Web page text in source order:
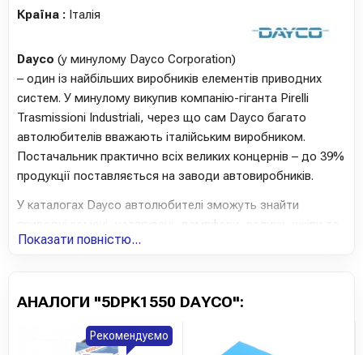
Країна : Італія
Dayco (у минулому Dayco Corporation)
– один із найбільших виробників елементів приводних
систем. У минулому викупив компанію-гіганта Pirelli
Trasmissioni Industriali, через що сам Dayco багато
автолюбителів вважають італійським виробником.
Постачальник практично всіх великих концернів – до 39%
продукції поставляється на заводи автовиробників.
У каталогах Dayco автолюбителі зможуть знайти
приводні ремені, натягувачі, демпфери, ролики, шківи та
готові ремкомплекти ГРМ, а також шланги та водяні
Dayco є 2-м за величиною виробником оригінальних
заводами у різних країнах світу, в т.ч. Італії, Аргентини,
Показати повністю...
АНАЛОГИ "5DPK1550 DAYCO":
Рекомендуємо